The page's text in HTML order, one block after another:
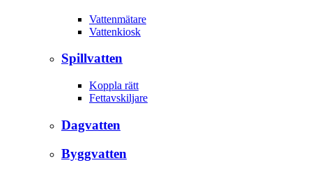
Vattenmätare
Vattenkiosk
Spillvatten
Koppla rätt
Fettavskiljare
Dagvatten
Byggvatten